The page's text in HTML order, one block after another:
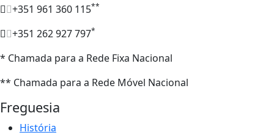
+351 961 360 115**
+351 262 927 797*
* Chamada para a Rede Fixa Nacional
** Chamada para a Rede Móvel Nacional
Freguesia
História